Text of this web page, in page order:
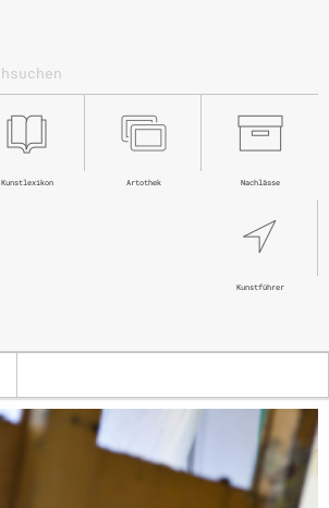
Nachlässe
Artothek
Kunstlexikon
Kunstführer